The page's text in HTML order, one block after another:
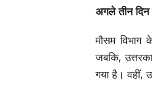
अगले तीन दिन
मौसम
जबकि,
गया है। वहीं,